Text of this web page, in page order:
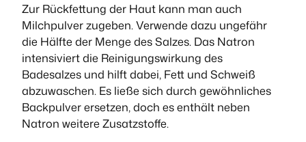
Zur Rückfettung der Haut kann man auch
Milchpulver zugeben. Verwende dazu ungefähr
die Hälfte der Menge des Salzes. Das Natron
intensiviert die Reinigungswirkung des
Badesalzes und hilft dabei, Fett und Schweiß
abzuwaschen. Es ließe sich durch gewöhnliches
Backpulver ersetzen, doch es enthält neben
Natron weitere Zusatzstoffe.